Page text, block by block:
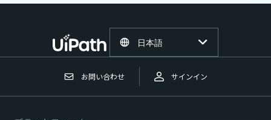
お問い合わせ サインイン
日本語